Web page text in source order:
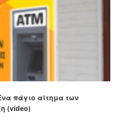
πάγιο αίτημα των
(video)